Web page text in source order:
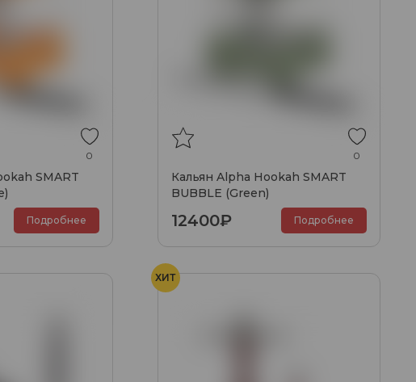
0
SMART
Подробнее
0
Кальян Alpha Hookah SMART
BUBBLE (Green)
12400₽ Подробнее
ХИТ